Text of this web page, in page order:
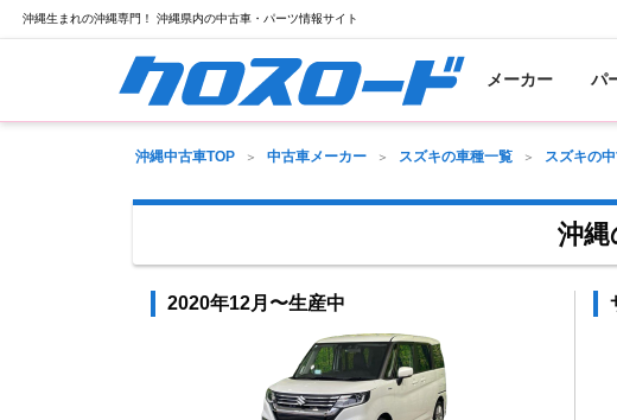
沖縄生まれの沖縄専門！ 沖縄県内の中古車・パーツ情報サイト
メーカー パ
沖縄中古車TOP 中古車メーカー スズキの車種一覧 スズキの
沖
2020年12月〜生産中